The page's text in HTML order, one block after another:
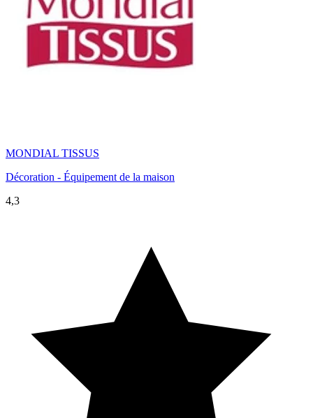
MONDIAL TISSUS
Décoration - Équipement de la maison
4,3